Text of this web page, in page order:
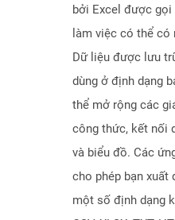
bởi Excel được
làm việc có thể có
Dữ liệu được lưu
dùng ở định dạng
thể mở rộng các
công thức, kết nối
và biểu đồ. Các
cho phép bạn xuất
một số định dạng